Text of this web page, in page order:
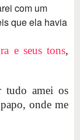
com um
que ela havia
e seus tons,
tudo amei os
onde me